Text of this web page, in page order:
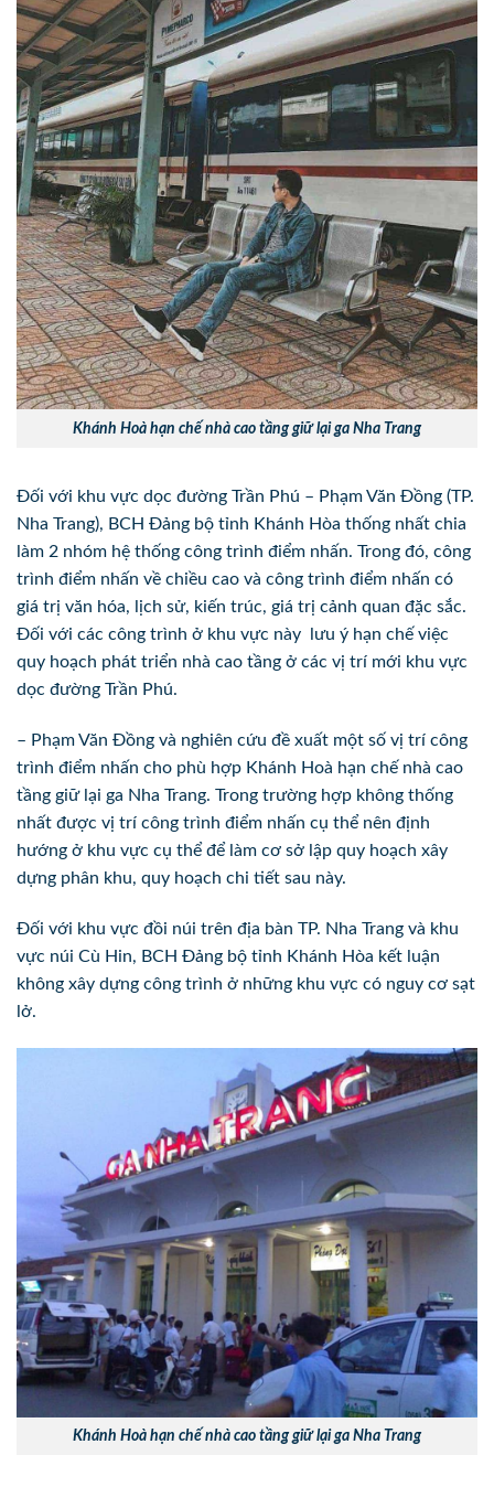
Khánh Hoà hạn chế nhà cao tầng giữ lại ga Nha Trang
Đối với khu vực dọc đường Trần Phú – Phạm Văn Đồng (TP.
Nha Trang), BCH Đảng bộ tỉnh Khánh Hòa thống nhất chia
làm 2 nhóm hệ thống công trình điểm nhấn. Trong đó, công
trình điểm nhấn về chiều cao và công trình điểm nhấn có
giá trị văn hóa, lịch sử, kiến trúc, giá trị cảnh quan đặc sắc.
Đối với các công trình ở khu vực này lưu ý hạn chế việc
quy hoạch phát triển nhà cao tầng ở các vị trí mới khu vực
dọc đường Trần Phú.
– Phạm Văn Đồng và nghiên cứu đề xuất một số vị trí công
trình điểm nhấn cho phù hợp Khánh Hoà hạn chế nhà cao
tầng giữ lại ga Nha Trang. Trong trường hợp không thống
nhất được vị trí công trình điểm nhấn cụ thể nên định
hướng ở khu vực cụ thể để làm cơ sở lập quy hoạch xây
dựng phân khu, quy hoạch chi tiết sau này.
Đối với khu vực đồi núi trên địa bàn TP. Nha Trang và khu
vực núi Cù Hin, BCH Đảng bộ tỉnh Khánh Hòa kết luận
không xây dựng công trình ở những khu vực có nguy cơ sạt
lở.
Khánh Hoà hạn chế nhà cao tầng giữ lại ga Nha Trang